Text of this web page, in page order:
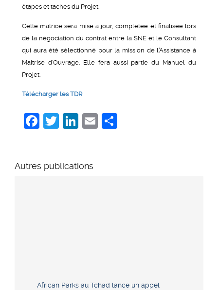
étapes et taches du Projet.
Cette matrice sera mise à jour, complétée et finalisée lors
de la négociation du contrat entre la SNE et le Consultant
qui aura été sélectionné pour la mission de l’Assistance à
Maitrise d’Ouvrage. Elle fera aussi partie du Manuel du
Projet.
Télécharger les TDR
Facebook
Twitter
LinkedIn
Email
Autres publications
African Parks au Tchad lance un appel